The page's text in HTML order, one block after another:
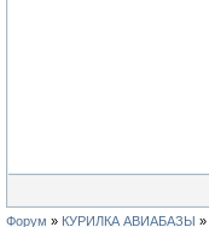
Форум » КУРИЛКА АВИАБАЗЫ »